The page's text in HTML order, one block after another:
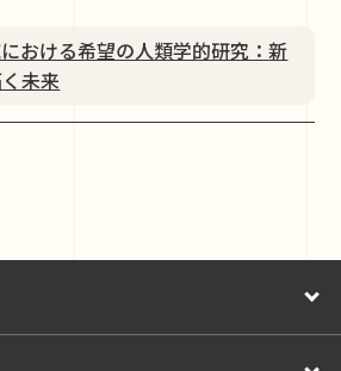
おける希望の⼈類学的研究：新
未来